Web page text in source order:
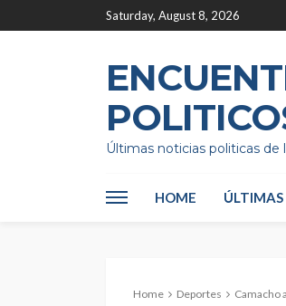
Saturday, August 8, 2026
Últimas noticias politicas de
HOME
Home Deportes Camacho